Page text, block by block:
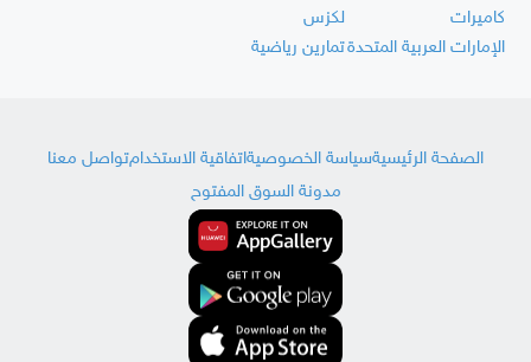
كاميرات
لكزس
الإمارات العربية المتحدةتمارين رياضية
الصفحة الرئيسيةسياسة الخصوصيةاتفاقية الاستخدامتواصل معنا
مدونة السوق المفتوح